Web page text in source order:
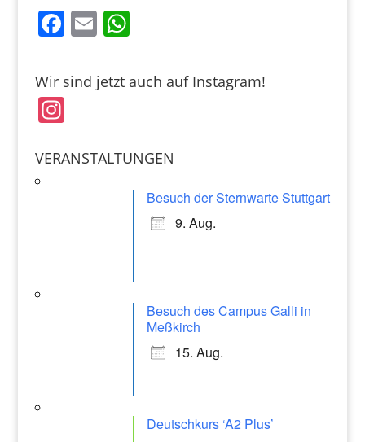
F
c
e
b
o
E
ai
l
W
at
p
Wir sind jetzt auch auf Instagram!
In
a
VERANSTALTUNGEN
Besuch der Sternwarte Stuttgart
9. Aug.
Besuch des Campus Galli in
Meßkirch
15. Aug.
Deutschkurs ‘A2 Plus’